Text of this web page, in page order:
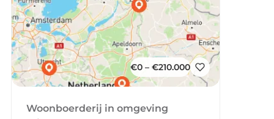
€0 – €210.000
Woonboerderij in omgeving